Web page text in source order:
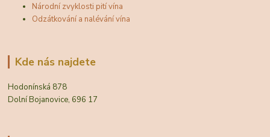
Národní zvyklosti pití vína
Odzátkování a nalévání vína
Kde nás najdete
Hodonínská 878
Dolní Bojanovice, 696 17